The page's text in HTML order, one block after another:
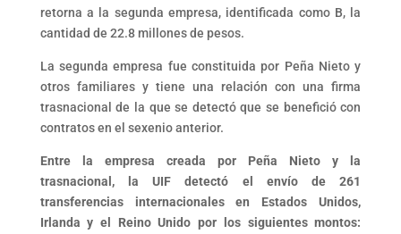
retorna a la segunda empresa, identificada como B, la
cantidad de 22.8 millones de pesos.
La segunda empresa fue constituida por Peña Nieto y
otros familiares y tiene una relación con una firma
trasnacional de la que se detectó que se benefició con
contratos en el sexenio anterior.
Entre la empresa creada por Peña Nieto y la
trasnacional, la UIF detectó el envío de 261
transferencias internacionales en Estados Unidos,
Irlanda y el Reino Unido por los siguientes montos: